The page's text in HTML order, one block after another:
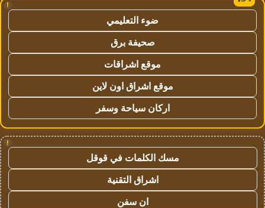
!
ضوء التعليمي
صحيفة برق
موقع اشراقات
موقع اشراق اون لاين
اركان سياحة وسفر
!
مسك الكلمات في قوقل
اشراق التقنية
ان سفن